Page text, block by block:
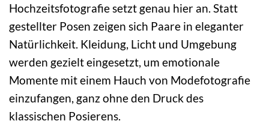
Hochzeitsfotografie setzt genau hier an. Statt
gestellter Posen zeigen sich Paare in eleganter
Natürlichkeit. Kleidung, Licht und Umgebung
werden gezielt eingesetzt, um emotionale
Momente mit einem Hauch von Modefotografie
einzufangen, ganz ohne den Druck des
klassischen Posierens.